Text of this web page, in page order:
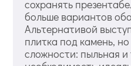
сохранять
больше вариантов
Альтернативой
плитка под камень,
сложности: пыльная и